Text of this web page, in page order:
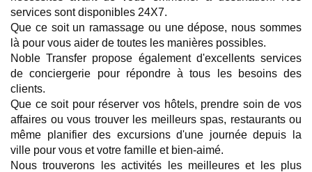
services sont disponibles 24X7.
Que ce soit un ramassage ou une dépose, nous sommes
là pour vous aider de toutes les manières possibles.
Noble Transfer propose également d'excellents services
de conciergerie pour répondre à tous les besoins des
clients.
Que ce soit pour réserver vos hôtels, prendre soin de vos
affaires ou vous trouver les meilleurs spas, restaurants ou
même planifier des excursions d'une journée depuis la
ville pour vous et votre famille et bien-aimé.
Nous trouverons les activités les meilleures et les plus